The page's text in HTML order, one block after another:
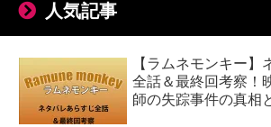
人気記事
【ラムネモンキー】
全話＆最終回考察！
師の失踪事件の真相